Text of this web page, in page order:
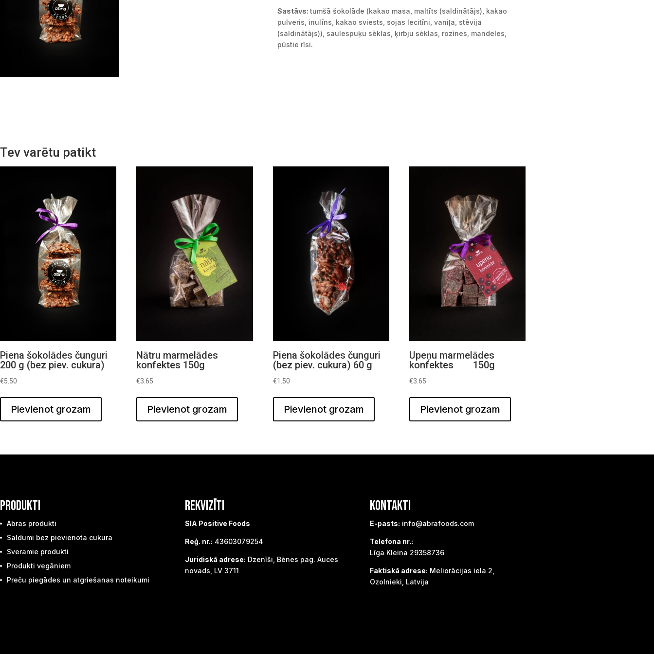
Sastāvs: tumšā šokolāde (kakao masa, maltīts (saldinātājs), kakao
pulveris, inulīns, kakao sviests, sojas lecitīni, vaniļa, stēvija
(saldinātājs)), saulespuķu sēklas, ķirbju sēklas, rozīnes, mandeles,
pūstie rīsi.
Tev varētu patikt
Piena šokolādes čunguri
200 g (bez piev. cukura)
€5.50
Pievienot grozam
Nātru marmelādes
konfektes 150g
€3.65
Pievienot grozam
Piena šokolādes čunguri
(bez piev. cukura) 60 g
€1.50
Pievienot grozam
Upeņu marmelādes
konfektes 150g
€3.65
Pievienot grozam
PRODUKTI
Abras produkti
Saldumi bez pievienota cukura
Sveramie produkti
Produkti vegāniem
Preču piegādes un atgriešanas noteikumi
REKVIZĪTI
SIA Positive Foods
Reģ. nr.: 43603079254
Juridiskā adrese: Dzenīši, Bēnes pag. Auces
novads, LV 3711
KONTAKTI
E-pasts: info@abrafoods.com
Telefona nr.:
Līga Kleina 29358736
Faktiskā adrese: Meliorācijas iela 2,
Ozolnieki, Latvija